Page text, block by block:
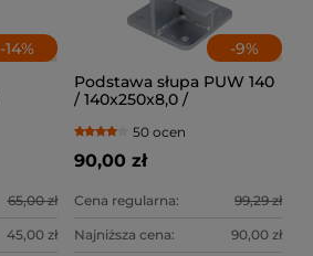
-14%
65,00 zł
45,00 zł
-9%
Podstawa słupa PUW 140
/ 140x250x8,0 /
50 ocen
90,00 zł
Cena regularna: 99,29 zł
Najniższa cena: 90,00 zł